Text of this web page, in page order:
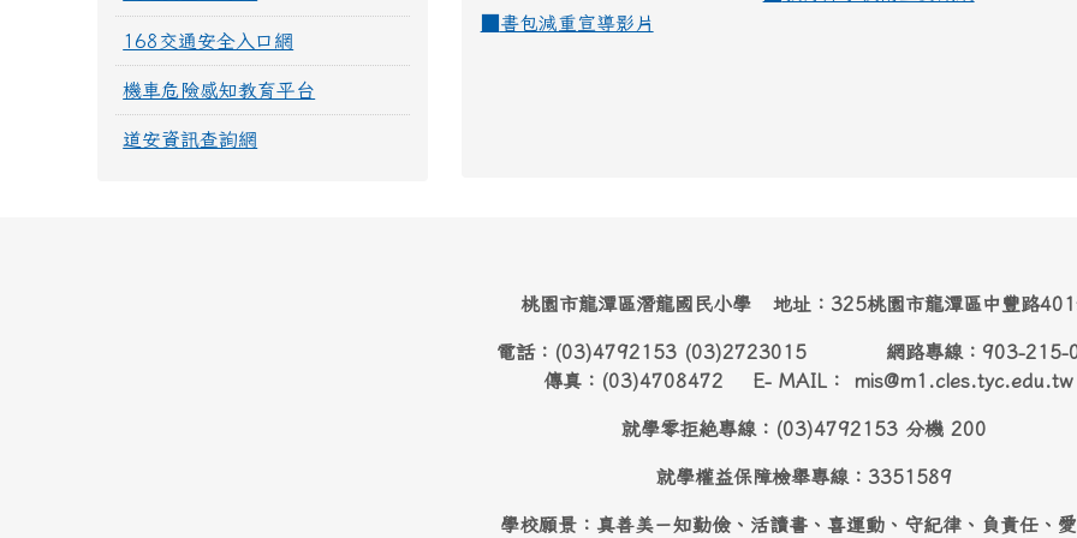
書包減重宣導影片
168交通安全入口網
機車危險感知教育平台
道安資訊查詢網
桃園市龍潭區潛龍國民小學 地址：325桃園市龍潭區中豐路
電話：(03)4792153 (03)2723015 網路專線：903-215-
傳真：(03)4708472 E- MAIL： mis@m1.cles.tyc.edu.tw
就學零拒絶專線：(03)4792153 分機 200
就學權益保障檢舉專線：3351589
學校願景：真善美－知勤儉、活讀書、喜運動、守紀律、負責任、